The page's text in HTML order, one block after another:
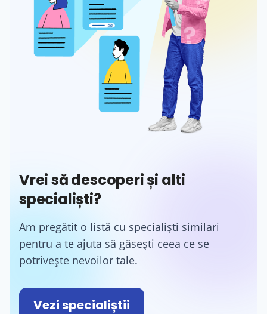
Vrei să descoperi și alti
specialiști?
Am pregătit o listă cu specialiști similari
pentru a te ajuta să găsești ceea ce se
potrivește nevoilor tale.
Vezi specialiștii